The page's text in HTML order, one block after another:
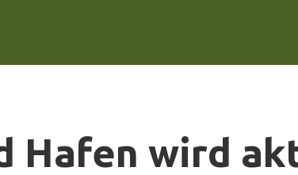
Hafen wird